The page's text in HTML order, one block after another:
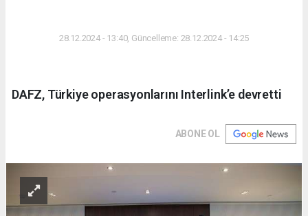
28.12.2024 - 13:40, Güncelleme: 28.12.2024 - 14:25
DAFZ, Türkiye operasyonlarını Interlink’e devretti
ABONE OL